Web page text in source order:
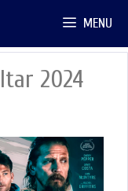
MENU
2024